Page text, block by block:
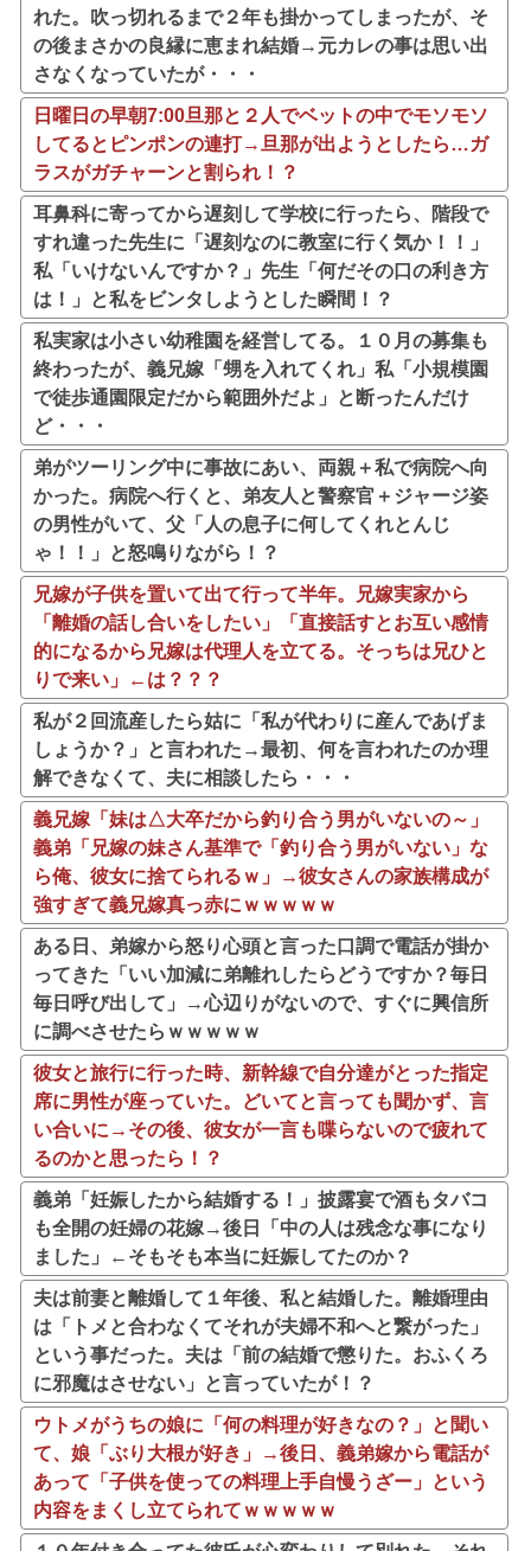
れた。吹っ切れるまで２年も掛かってしまったが、そ
の後まさかの良縁に恵まれ結婚→元カレの事は思い出
さなくなっていたが・・・
日曜日の早朝7:00旦那と２人でベットの中でモソモソ
してるとピンポンの連打→旦那が出ようとしたら…ガ
ラスがガチャーンと割られ！？
耳鼻科に寄ってから遅刻して学校に行ったら、階段で
すれ違った先生に「遅刻なのに教室に行く気か！！」
私「いけないんですか？」先生「何だその口の利き方
は！」と私をビンタしようとした瞬間！？
私実家は小さい幼稚園を経営してる。１０月の募集も
終わったが、義兄嫁「甥を入れてくれ」私「小規模園
で徒歩通園限定だから範囲外だよ」と断ったんだけ
ど・・・
弟がツーリング中に事故にあい、両親＋私で病院へ向
かった。病院へ行くと、弟友人と警察官＋ジャージ姿
の男性がいて、父「人の息子に何してくれとんじ
ゃ！！」と怒鳴りながら！？
兄嫁が子供を置いて出て行って半年。兄嫁実家から
「離婚の話し合いをしたい」「直接話すとお互い感情
的になるから兄嫁は代理人を立てる。そっちは兄ひと
りで来い」←は？？？
私が２回流産したら姑に「私が代わりに産んであげま
しょうか？」と言われた→最初、何を言われたのか理
解できなくて、夫に相談したら・・・
義兄嫁「妹は△大卒だから釣り合う男がいないの～」
義弟「兄嫁の妹さん基準で「釣り合う男がいない」な
ら俺、彼女に捨てられるｗ」→彼女さんの家族構成が
強すぎて義兄嫁真っ赤にｗｗｗｗｗ
ある日、弟嫁から怒り心頭と言った口調で電話が掛か
ってきた「いい加減に弟離れしたらどうですか？毎日
毎日呼び出して」→心辺りがないので、すぐに興信所
に調べさせたらｗｗｗｗｗ
彼女と旅行に行った時、新幹線で自分達がとった指定
席に男性が座っていた。どいてと言っても聞かず、言
い合いに→その後、彼女が一言も喋らないので疲れて
るのかと思ったら！？
義弟「妊娠したから結婚する！」披露宴で酒もタバコ
も全開の妊婦の花嫁→後日「中の人は残念な事になり
ました」←そもそも本当に妊娠してたのか？
夫は前妻と離婚して１年後、私と結婚した。離婚理由
は「トメと合わなくてそれが夫婦不和へと繋がった」
という事だった。夫は「前の結婚で懲りた。おふくろ
に邪魔はさせない」と言っていたが！？
ウトメがうちの娘に「何の料理が好きなの？」と聞い
て、娘「ぶり大根が好き」→後日、義弟嫁から電話が
あって「子供を使っての料理上手自慢うざー」という
内容をまくし立てられてｗｗｗｗｗ